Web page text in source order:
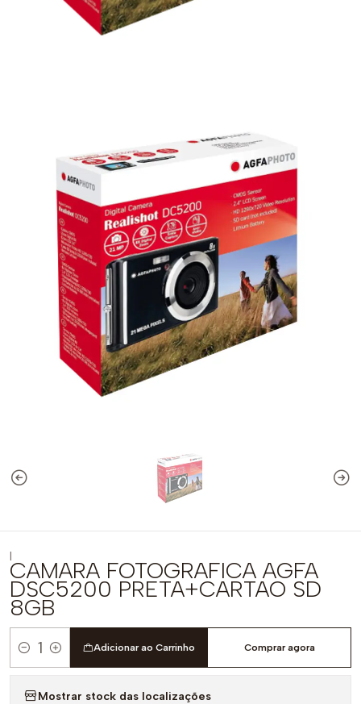
|
CAMARA FOTOGRAFICA AGFA
DSC5200 PRETA+CARTAO SD
8GB
Quantidade
Adicionar ao Carrinho Comprar agora
Mostrar stock das localizações